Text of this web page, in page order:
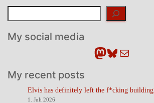
My social media
Mastodon
Bluesky
E-Mail
My recent posts
Elvis has definitely left the f*cking building
1. Juli 2026